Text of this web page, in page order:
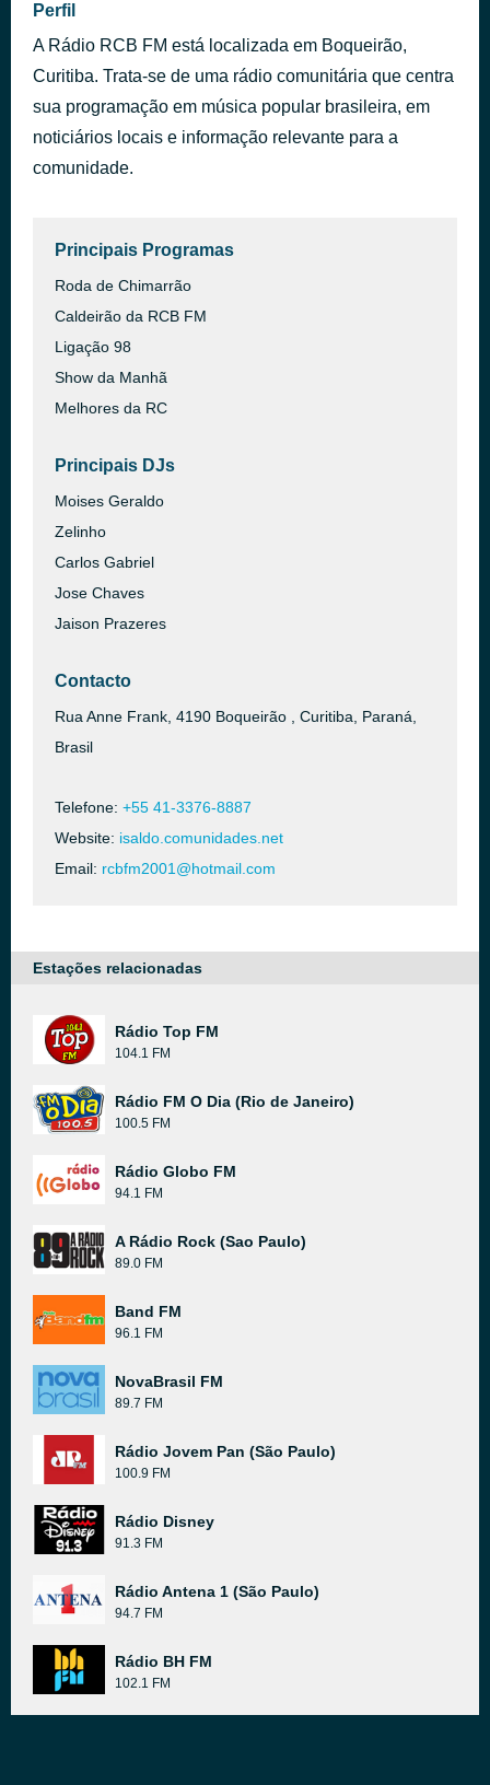
Movin' Up & Down (club mix)
MC Jack & Sister J
Running
Information Society
há 44 minutos
Perfil
A Rádio RCB FM está localizada em Boqueirão,
Curitiba. Trata-se de uma rádio comunitária que centra
sua programação em música popular brasileira, em
noticiários locais e informação relevante para a
comunidade.
Principais Programas
Roda de Chimarrão
Caldeirão da RCB FM
Ligação 98
Show da Manhã
Melhores da RC
Principais DJs
Moises Geraldo
Zelinho
Carlos Gabriel
Jose Chaves
Jaison Prazeres
Contacto
Rua Anne Frank, 4190 Boqueirão , Curitiba, Paraná,
Brasil
Telefone: +55 41-3376-8887
Website: isaldo.comunidades.net
Email: rcbfm2001@hotmail.com
Estações relacionadas
Rádio Top FM
104.1 FM
Rádio FM O Dia (Rio de Janeiro)
100.5 FM
Rádio Globo FM
94.1 FM
A Rádio Rock (Sao Paulo)
89.0 FM
Band FM
96.1 FM
NovaBrasil FM
89.7 FM
Rádio Jovem Pan (São Paulo)
100.9 FM
Rádio Disney
91.3 FM
Rádio Antena 1 (São Paulo)
94.7 FM
Rádio BH FM
102.1 FM